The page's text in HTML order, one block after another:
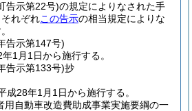
告示第22号)の規定によりなされた手
れぞれこの告示の相当規定によりな
告示第147号)
1月1日から施行する。
告示第133号)抄
成28年1月1日から施行する。
用自動車改造費助成事業実施要綱の一